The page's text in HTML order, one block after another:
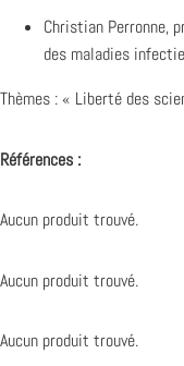
Christian Perronne,
des maladies
Thèmes : « Liberté des
Références :
Aucun produit trouvé.
Aucun produit trouvé.
Aucun produit trouvé.